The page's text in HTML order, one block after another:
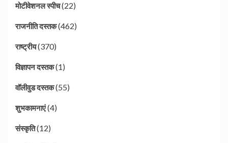
मोटीवेशनल स्पीच(22)
राजनीति दस्तक(462)
राष्ट्रीय(370)
विज्ञापन दस्तक(1)
वॉलीवुड दस्तक(55)
शुभकामनाएं(4)
संस्कृति(12)